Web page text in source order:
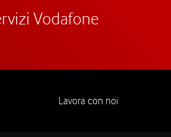
Vodafone
Lavora con noi